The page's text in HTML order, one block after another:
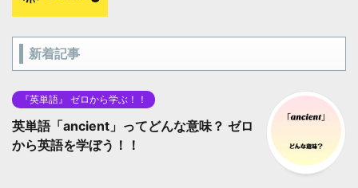
新着記事
『英単語』 ゼロから学ぶ！！
英単語「ancient」ってどんな意味？ ゼロ
から英語を学ぼう！！